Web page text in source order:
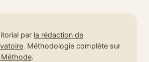
par la rédaction de
. Méthodologie complète sur
Méthode.